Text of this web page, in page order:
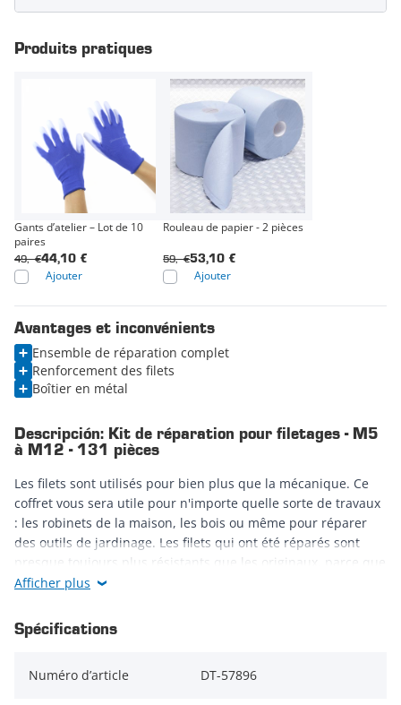
Produits pratiques
Gants d’atelier – Lot de 10
paires
44,10 €
49,- €
Ajouter
Rouleau de papier - 2 pièces
53,10 €
59,- €
Ajouter
Avantages et inconvénients
Ensemble de réparation complet
Renforcement des filets
Boîtier en métal
Descripción: Kit de réparation pour filetages - M5
à M12 - 131 pièces
Les filets sont utilisés pour bien plus que la mécanique. Ce
coffret vous sera utile pour n'importe quelle sorte de travaux
: les robinets de la maison, les bois ou même pour réparer
des outils de jardinage. Les filets qui ont été réparés sont
presque toujours plus résistants que les originaux, parce que
le filet rapporté est en un matériau dur et a une plus grande
rapporté est fixé. Alors, ne rachetez plus vos éléments filetés
neufs, réparez-les et en plus, ça fait des économies !
Le kit DT-57896 vous permet de redéfinir vos pas de vis usés,
Afficher plus
Spécifications
Numéro d’article DT-57896